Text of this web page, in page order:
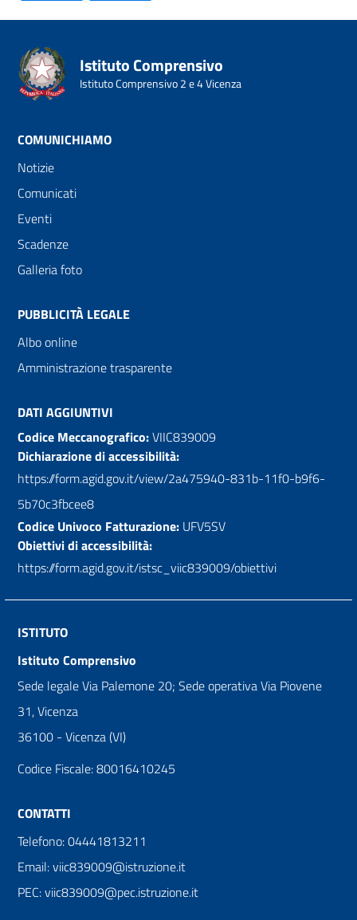
Istituto Comprensivo
Istituto Comprensivo 2 e 4 Vicenza
COMUNICHIAMO
Notizie
Comunicati
Eventi
Scadenze
Galleria foto
PUBBLICITÀ LEGALE
Albo online
Amministrazione trasparente
DATI AGGIUNTIVI
Codice Meccanografico:VIIC839009
Dichiarazione di accessibilità:
https://form.agid.gov.it/view/2a475940-831b-11f0-b9f6-
5b70c3fbcee8
Codice Univoco Fatturazione: UFV5SV
Obiettivi di accessibilità:
https://form.agid.gov.it/istsc_viic839009/obiettivi
ISTITUTO
Istituto Comprensivo
Sede legale Via Palemone 20; Sede operativa Via Piovene
31, Vicenza
36100 - Vicenza (VI)
Codice Fiscale: 80016410245
CONTATTI
Telefono: 04441813211
Email: viic839009@istruzione.it
PEC: viic839009@pec.istruzione.it